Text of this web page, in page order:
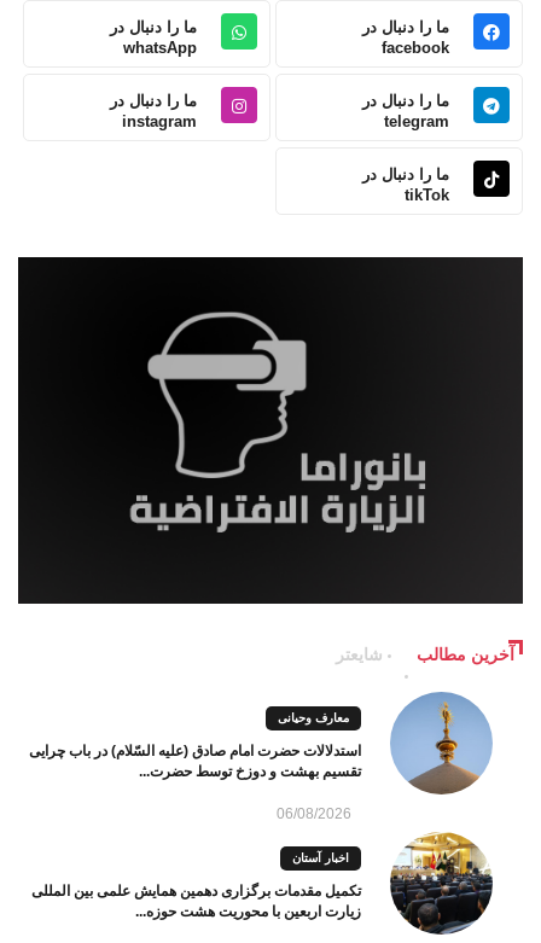
ما را دنبال در
facebook
ما را دنبال در
whatsApp
ما را دنبال در
telegram
ما را دنبال در
instagram
ما را دنبال در
tikTok
آخرین مطالب شایعتر
معارف وحیانی
استدلالات حضرت امام صادق (علیه السّلام) در باب چرایی
تقسیم بهشت و دوزخ توسط حضرت...
06/08/2026
اخبار آستان
تکمیل مقدمات برگزاری دهمین همایش علمی بین المللی
زیارت اربعین با محوریت هشت حوزه...